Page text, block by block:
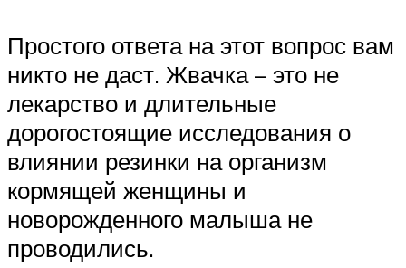
Простого ответа на этот вопрос вам
никто не даст. Жвачка – это не
лекарство и длительные
дорогостоящие исследования о
влиянии резинки на организм
кормящей женщины и
новорожденного малыша не
проводились.